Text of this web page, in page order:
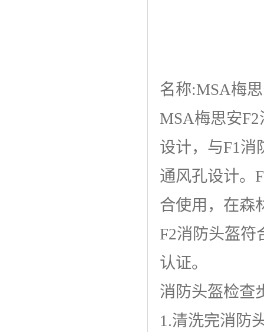
名称:MSA梅
MSA梅思安
设计，与F1消
通风孔设计。
合使用，在森
F2消防头盔符
认证。
消防头盔检查
1.清洗完消防